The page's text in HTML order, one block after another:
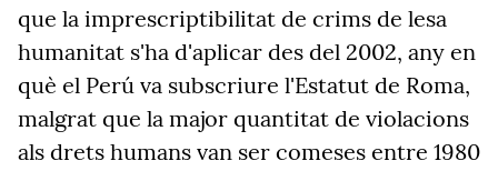
que la imprescriptibilitat de crims de lesa
humanitat s'ha d'aplicar des del 2002, any en
què el Perú va subscriure l'Estatut de Roma,
malgrat que la major quantitat de violacions
als drets humans van ser comeses entre 1980